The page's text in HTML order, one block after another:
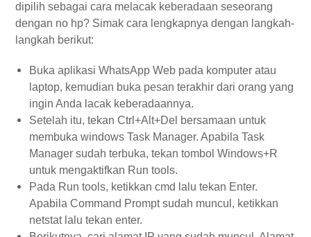
dipilih sebagai cara melacak keberadaan seseorang
dengan no hp? Simak cara lengkapnya dengan langkah-
langkah berikut:
Buka aplikasi WhatsApp Web pada komputer atau
laptop, kemudian buka pesan terakhir dari orang yang
ingin Anda lacak keberadaannya.
Setelah itu, tekan Ctrl+Alt+Del bersamaan untuk
membuka windows Task Manager. Apabila Task
Manager sudah terbuka, tekan tombol Windows+R
untuk mengaktifkan Run tools.
Pada Run tools, ketikkan cmd lalu tekan Enter.
Apabila Command Prompt sudah muncul, ketikkan
netstat lalu tekan enter.